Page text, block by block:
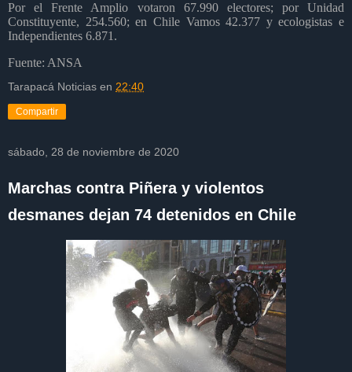
Por el Frente Amplio votaron 67.990 electores; por Unidad
Constituyente, 254.560; en Chile Vamos 42.377 y ecologistas e
Independientes 6.871.
Fuente: ANSA
Tarapacá Noticias en 22:40
Compartir
sábado, 28 de noviembre de 2020
Marchas contra Piñera y violentos
desmanes dejan 74 detenidos en Chile